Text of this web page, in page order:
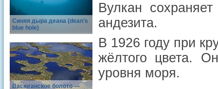
Синяя дыра деана (dean’s
blue hole)
Васюганское болото —
Вулкан
андезита.
В 1926 году при
жёлтого цвета.
уровня моря.